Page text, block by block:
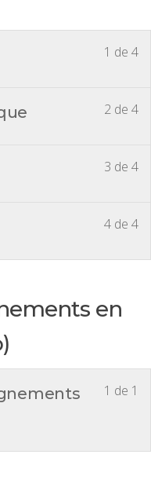
1 de 4
2 de 4
3 de 4
4 de 4
en
1 de 1